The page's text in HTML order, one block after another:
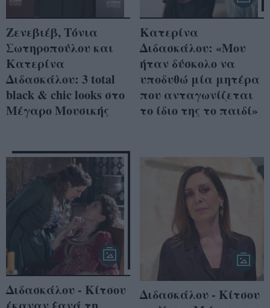
Ζενεβιέβ, Τόνια
Σωτηροπούλου και
Κατερίνα
Διδασκάλου: 3 total
black & chic looks στο
Μέγαρο Μουσικής
Κατερίνα
Διδασκάλου: «Μου
ήταν δύσκολο να
υποδυθώ μία μητέρα
που ανταγωνίζεται
το ίδιο της το παιδί»
Διδασκάλου - Κίτσου
Διδασκάλου - Κίτσου